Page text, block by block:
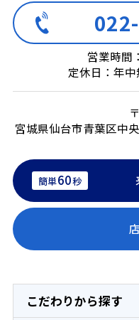
営業時間
定休日：年
宮城県仙台市青葉区中
簡単60秒
こだわりから探す